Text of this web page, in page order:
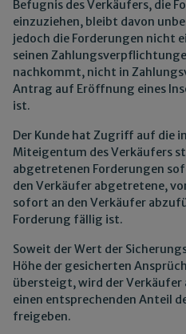
Befugnis des Verkäufers, die
einzuziehen, bleibt davon
jedoch die Forderungen nicht
seinen
nachkommt, nicht in
Antrag auf Eröffnung eines
ist.
Der Kunde hat Zugriff auf die
Miteigentum des Verkäufers
abgetretenen Forderungen
den Verkäufer abgetretene,
sofort an den Verkäufer
Forderung fällig ist.
Soweit der Wert der
Höhe der gesicherten
übersteigt, wird der Verkäufer
einen entsprechenden Anteil
freigeben.